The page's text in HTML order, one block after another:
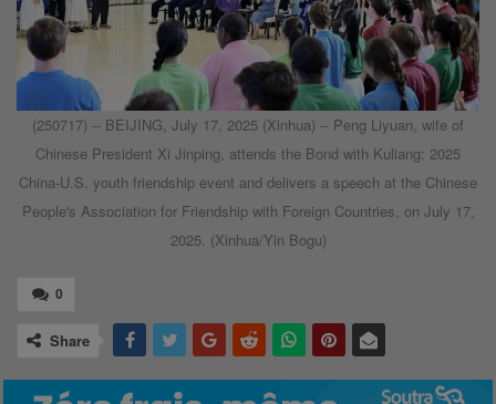
(250717) -- BEIJING, July 17, 2025 (Xinhua) -- Peng Liyuan, wife of
Chinese President Xi Jinping, attends the Bond with Kuliang: 2025
China-U.S. youth friendship event and delivers a speech at the Chinese
People's Association for Friendship with Foreign Countries, on July 17,
2025. (Xinhua/Yin Bogu)
0
Share